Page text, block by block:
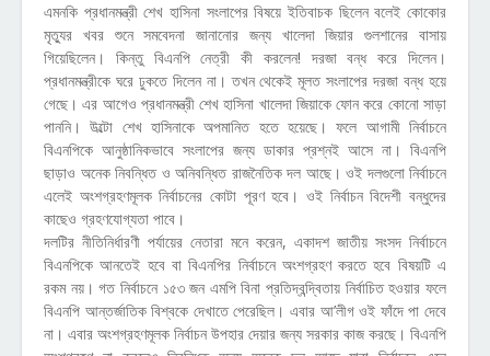
এমনকি প্রধানমন্ত্রী শেখ হাসিনা সংলাপের বিষয়ে ইতিবাচক ছিলেন বলেই কোকোর
মৃত্যুর খবর শুনে সমবেদনা জানানোর জন্য খালেদা জিয়ার গুলশানের বাসায়
গিয়েছিলেন। কিন্তু বিএনপি নেত্রী কী করলেন! দরজা বন্ধ করে দিলেন।
প্রধানমন্ত্রীকে ঘরে ঢুকতে দিলেন না। তখন থেকেই মূলত সংলাপের দরজা বন্ধ হয়ে
গেছে। এর আগেও প্রধানমন্ত্রী শেখ হাসিনা খালেদা জিয়াকে ফোন করে কোনো সাড়া
পাননি। উল্টো শেখ হাসিনাকে অপমানিত হতে হয়েছে। ফলে আগামী নির্বাচনে
বিএনপিকে আনুষ্ঠানিকভাবে সংলাপের জন্য ডাকার প্রশ্নই আসে না। বিএনপি
ছাড়াও অনেক নিবন্ধিত ও অনিবন্ধিত রাজনৈতিক দল আছে। ওই দলগুলো নির্বাচনে
এলেই অংশগ্রহণমূলক নির্বাচনের কোটা পূরণ হবে। ওই নির্বাচন বিদেশী বন্ধুদের
কাছেও গ্রহণযোগ্যতা পাবে।
দলটির নীতিনির্ধারণী পর্যায়ের নেতারা মনে করেন, একাদশ জাতীয় সংসদ নির্বাচনে
বিএনপিকে আনতেই হবে বা বিএনপির নির্বাচনে অংশগ্রহণ করতে হবে বিষয়টি এ
রকম নয়। গত নির্বাচনে ১৫৩ জন এমপি বিনা প্রতিদ্বন্দ্বিতায় নির্বাচিত হওয়ার ফলে
বিএনপি আন্তর্জাতিক বিশ্বকে দেখাতে পেরেছিল। এবার আ’লীগ ওই ফাঁদে পা দেবে
না। এবার অংশগ্রহণমূলক নির্বাচন উপহার দেয়ার জন্য সরকার কাজ করছে। বিএনপি